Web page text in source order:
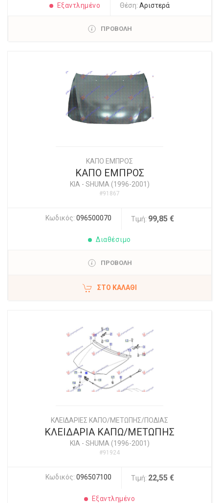
Εξαντλημένο Θέση:Αριστερά
ΠΡΟΒΟΛΗ
ΚΑΠΟ ΕΜΠΡΟΣ
ΚΑΠΟ ΕΜΠΡΟΣ
KIA - SHUMA (1996-2001)
#91867
Κωδικός: 096500070 Τιμή: 99,85 €
Διαθέσιμο
ΠΡΟΒΟΛΗ
ΣΤΟ ΚΑΛΆΘΙ
ΚΛΕΙΔΑΡΙΕΣ ΚΑΠΟ/ΜΕΤΩΠΗΣ/ΠΟΔΙΑΣ
ΚΛΕΙΔΑΡΙΑ ΚΑΠΩ/ΜΕΤΩΠΗΣ
KIA - SHUMA (1996-2001)
#91924
Κωδικός: 096507100 Τιμή: 22,55 €
Εξαντλημένο